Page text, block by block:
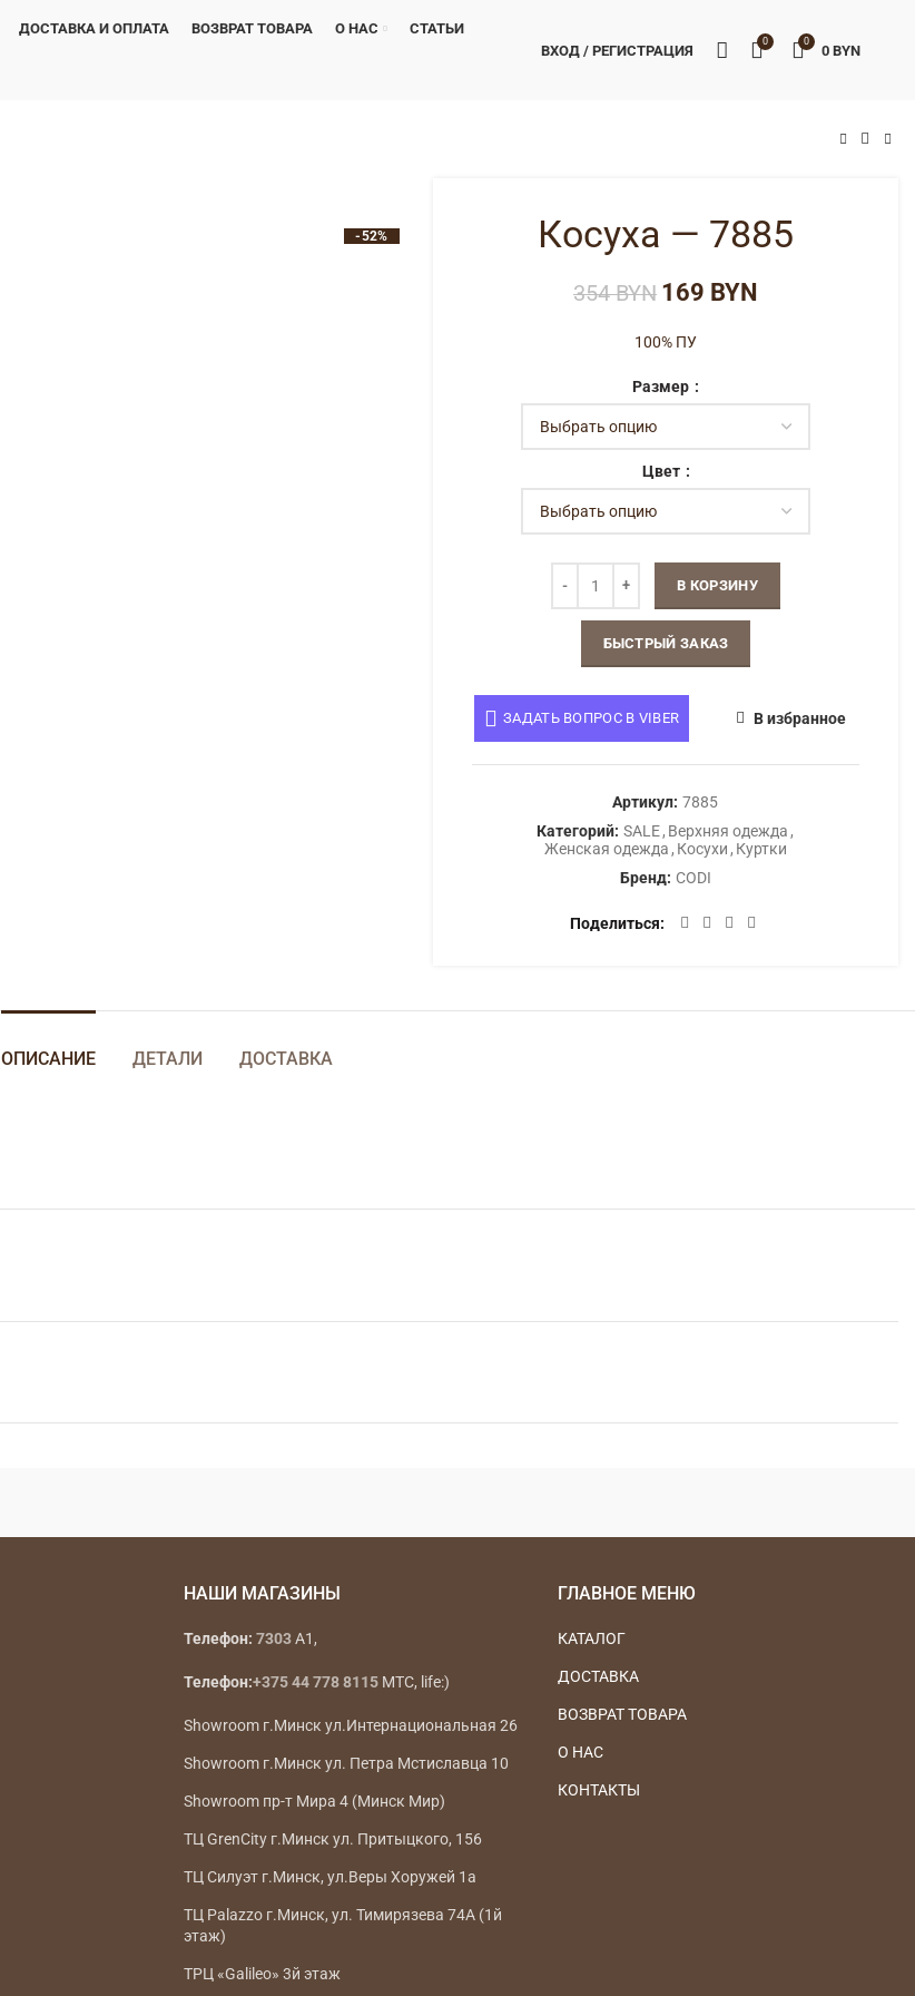
ДОСТАВКА И ОПЛАТА ВОЗВРАТ ТОВАРА О НАС СТАТЬИ
ВХОД / РЕГИСТРАЦИЯ
0 0
0BYN
-52% Косуха — 7885
354BYN 169 BYN
100% ПУ
Размер
Цвет
В КОРЗИНУ
БЫСТРЫЙ ЗАКАЗ
ЗАДАТЬ ВОПРОС В VIBER В избранное
Артикул: 7885
Категорий: SALE, Верхняя одежда ,
Женская одежда , Косухи , Куртки
Бренд: CODI
Поделиться
ОПИСАНИЕ ДЕТАЛИ ДОСТАВКА
НАШИ МАГАЗИНЫ
Телефон: 7303A1,
Телефон:+375 44 778 8115 МТС, life:)
Showroom г.Минск ул.Интернациональная 26
Showroom г.Минск ул. Петра Мстиславца 10
Showroom пр-т Мира 4 (Минск Мир)
ТЦ GrenCity г.Минск ул. Притыцкого, 156
ТЦ Силуэт г.Минск, ул.Веры Хоружей 1а
ТЦ Palazzo г.Минск, ул. Тимирязева 74А (1й
этаж)
ТРЦ «Galileo» 3й этаж
ГЛАВНОЕ МЕНЮ
КАТАЛОГ
ДОСТАВКА
ВОЗВРАТ ТОВАРА
О НАС
КОНТАКТЫ